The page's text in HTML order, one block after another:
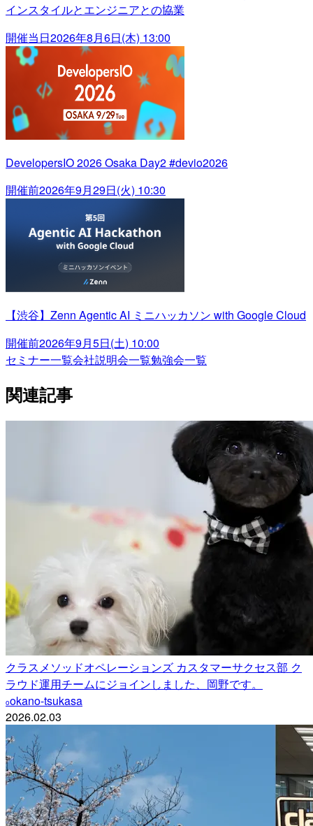
インスタイルとエンジニアとの協業
開催当日2026年8月6日(木) 13:00
DevelopersIO 2026 Osaka Day2 #devio2026
開催前2026年9月29日(火) 10:30
【渋谷】Zenn Agentic AI ミニハッカソン with Google Cloud
開催前2026年9月5日(土) 10:00
セミナー一覧会社説明会一覧勉強会一覧
関連記事
クラスメソッドオペレーションズ カスタマーサクセス部 ク
ラウド運用チームにジョインしました、岡野です。
ookano-tsukasa
2026.02.03